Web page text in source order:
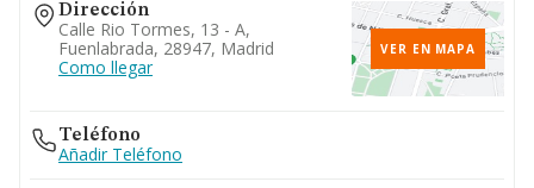
Dirección
Calle Rio Tormes, 13 - A,
Fuenlabrada, 28947, Madrid
Como llegar
VER EN MAPA
Teléfono
Añadir Teléfono